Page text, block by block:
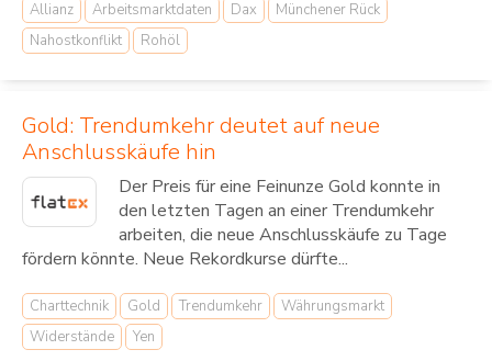
Allianz Arbeitsmarktdaten Dax
Münchener Rück
Nahostkonflikt
Rohöl
Gold: Trendumkehr deutet auf neue
Anschlusskäufe hin
Der Preis für eine Feinunze Gold konnte in
den letzten Tagen an einer Trendumkehr
arbeiten, die neue Anschlusskäufe zu Tage
fördern könnte. Neue Rekordkurse dürfte...
Charttechnik Gold Trendumkehr
Währungsmarkt
Widerstände
Yen